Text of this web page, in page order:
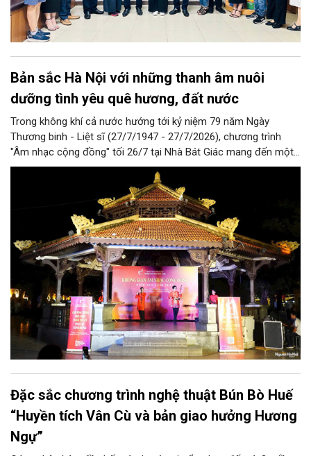
Bản sắc Hà Nội với những thanh âm nuôi
dưỡng tình yêu quê hương, đất nước
Trong không khí cả nước hướng tới kỷ niệm 79 năm Ngày
Thương binh - Liệt sĩ (27/7/1947 - 27/7/2026), chương trình
"Âm nhạc cộng đồng" tối 26/7 tại Nhà Bát Giác mang đến một
đêm biểu diễn giàu ý nghĩa với những ca khúc về quê hương,
đất nước, hòa bình và khát vọng tuổi trẻ. Không chỉ đáp ứng
nhu cầu thưởng thức nghệ thuật của người dân, chương trình
còn góp phần lan tỏa truyền thống yêu nước, lòng biết ơn các
thế hệ cha anh đã hy sinh vì độc lập, tự do của dân tộc.
Đặc sắc chương trình nghệ thuật Bún Bò Huế
“Huyền tích Vân Cù và bản giao hưởng Hương
Ngự”